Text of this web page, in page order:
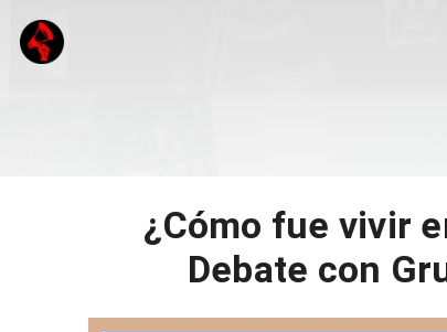
¿Cómo fue vivir
Debate con